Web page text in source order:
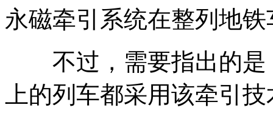
永磁牵引系统在整列地
不过，需要指出的是
上的列车都采用该牵引